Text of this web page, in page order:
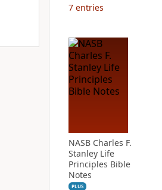
7 entries
NASB Charles F.
Stanley Life
Principles Bible
Notes
PLUS